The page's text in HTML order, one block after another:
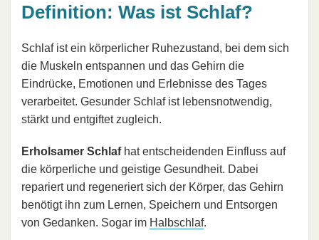
Definition: Was ist Schlaf?
Schlaf ist ein körperlicher Ruhezustand, bei dem sich
die Muskeln entspannen und das Gehirn die
Eindrücke, Emotionen und Erlebnisse des Tages
verarbeitet. Gesunder Schlaf ist lebensnotwendig,
stärkt und entgiftet zugleich.
Erholsamer Schlafhat entscheidenden Einfluss auf
die körperliche und geistige Gesundheit. Dabei
repariert und regeneriert sich der Körper, das Gehirn
benötigt ihn zum Lernen, Speichern und Entsorgen
von Gedanken. Sogar im Halbschlaf.